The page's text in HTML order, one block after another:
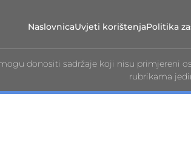
NaslovnicaUvjeti korištenjaPolitika
donositi sadržaje koji nisu primjereni
rubrikama